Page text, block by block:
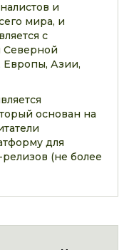
и
мира, и
с
Северной
Азии,
основан на
для
(не более